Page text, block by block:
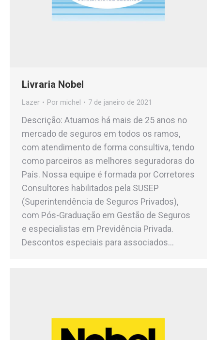
Livraria Nobel
Lazer Por michel 7 de janeiro de 2021
Descrição: Atuamos há mais de 25 anos no
mercado de seguros em todos os ramos,
com atendimento de forma consultiva, tendo
como parceiros as melhores seguradoras do
País. Nossa equipe é formada por Corretores
Consultores habilitados pela SUSEP
(Superintendência de Seguros Privados),
com Pós-Graduação em Gestão de Seguros
e especialistas em Previdência Privada.
Descontos especiais para associados…